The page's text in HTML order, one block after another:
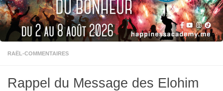
RAËL-COMMENTAIRES
Rappel du Message des Elohim